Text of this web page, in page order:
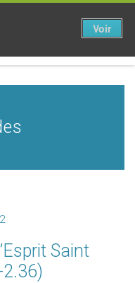
Saint
Voir